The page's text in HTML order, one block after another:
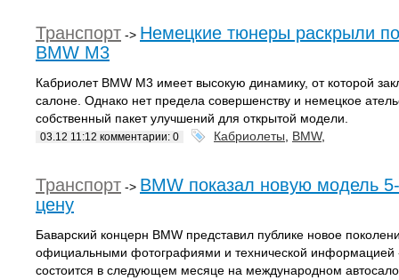
Транспорт -> Немецкие тюнеры раскрыли
BMW M3
Кабриолет BMW M3 имеет высокую динамику, от которой
салоне. Однако нет предела совершенству и немецкое
собственный пакет улучшений для открытой модели.
03.12 11:12 комментарии: 0 Кабриолеты BMW,
Транспорт -> BMW показал новую модель
цену
Баварский концерн BMW представил публике новое
официальными фотографиями и технической информацией
состоится в следующем месяце на международном